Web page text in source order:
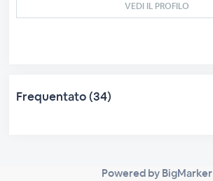
VEDI IL PROFILO
Frequentato (34)
Powered by BigMarker